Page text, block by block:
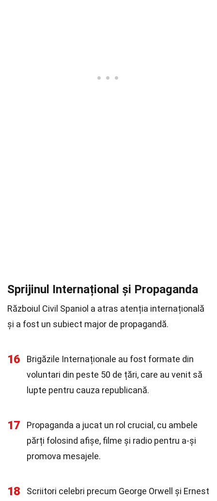
Sprijinul Internațional și Propaganda
Războiul Civil Spaniol a atras atenția internațională
și a fost un subiect major de propagandă.
16
Brigăzile Internaționale au fost formate din
voluntari din peste 50 de țări, care au venit să
lupte pentru cauza republicană.
17
Propaganda a jucat un rol crucial, cu ambele
părți folosind afișe, filme și radio pentru a-și
promova mesajele.
18
Scriitori celebri precum George Orwell și Ernest